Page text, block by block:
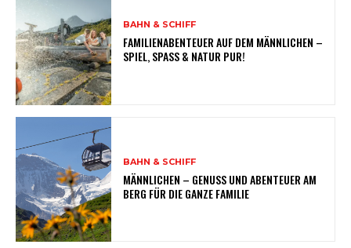
BAHN & SCHIFF
FAMILIENABENTEUER AUF DEM MÄNNLICHEN –
SPIEL, SPASS & NATUR PUR!
BAHN & SCHIFF
MÄNNLICHEN – GENUSS UND ABENTEUER AM
BERG FÜR DIE GANZE FAMILIE